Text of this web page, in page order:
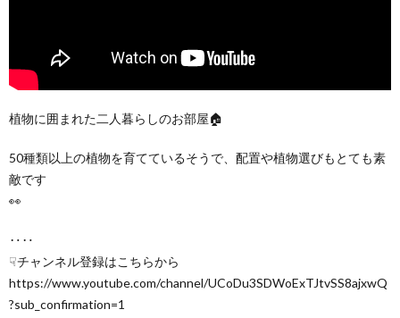
植物に囲まれた二人暮らしのお部屋🏠
50種類以上の植物を育てているそうで、配置や植物選びもとても素
敵です
👀
‥‥
☟チャンネル登録はこちらから
https://www.youtube.com/channel/UCoDu3SDWoExTJtvSS8ajxwQ
?sub_confirmation=1